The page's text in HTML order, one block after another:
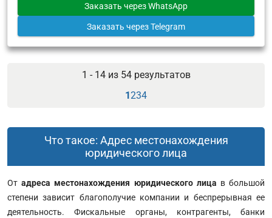
Заказать через WhatsApp
Заказать через Telegram
1 - 14 из 54результатов
1234
Что такое: Адрес местонахождения
юридического лица
Отадреса местонахождения юридического лица в большой
степени зависит благополучие компании и беспрерывная ее
деятельность. Фискальные органы, контрагенты, банки